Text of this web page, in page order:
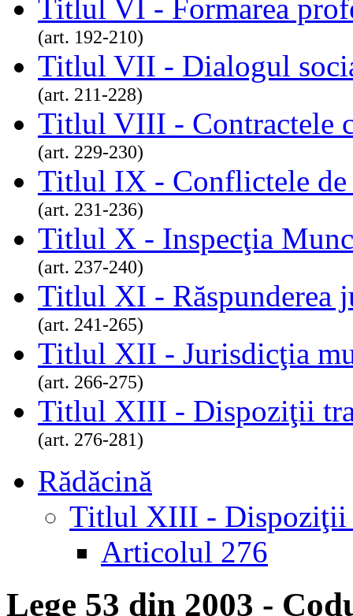
Titlul VI - Formarea
(art. 192-210)
Titlul VII - Dialogul
(art. 211-228)
Titlul VIII - Contractele
(art. 229-230)
Titlul IX - Conflictele de
(art. 231-236)
Titlul X - Inspecţia
(art. 237-240)
Titlul XI - Răspunderea
(art. 241-265)
Titlul XII - Jurisdicţia
(art. 266-275)
Titlul XIII - Dispoziţii
(art. 276-281)
Rădăcină
Titlul XIII - Dispoziţii
Articolul 276
Lege 53 din 2003 -